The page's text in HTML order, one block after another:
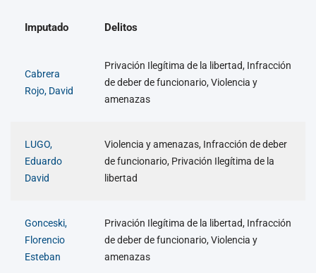
Imputado Delitos
Cabrera
Rojo, David
Privación Ilegítima de la libertad, Infracción
de deber de funcionario, Violencia y
amenazas
LUGO,
Eduardo
David
Violencia y amenazas, Infracción de deber
de funcionario, Privación Ilegítima de la
libertad
Gonceski,
Florencio
Esteban
Privación Ilegítima de la libertad, Infracción
de deber de funcionario, Violencia y
amenazas